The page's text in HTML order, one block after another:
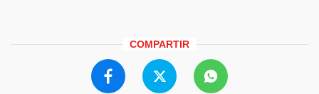
COMPARTIR